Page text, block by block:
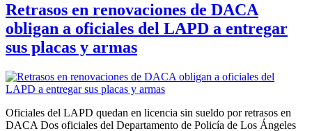
Retrasos en renovaciones de DACA
obligan a oficiales del LAPD a entregar
sus placas y armas
Oficiales del LAPD quedan en licencia sin sueldo por retrasos en
DACA Dos oficiales del Departamento de Policía de Los Ángeles